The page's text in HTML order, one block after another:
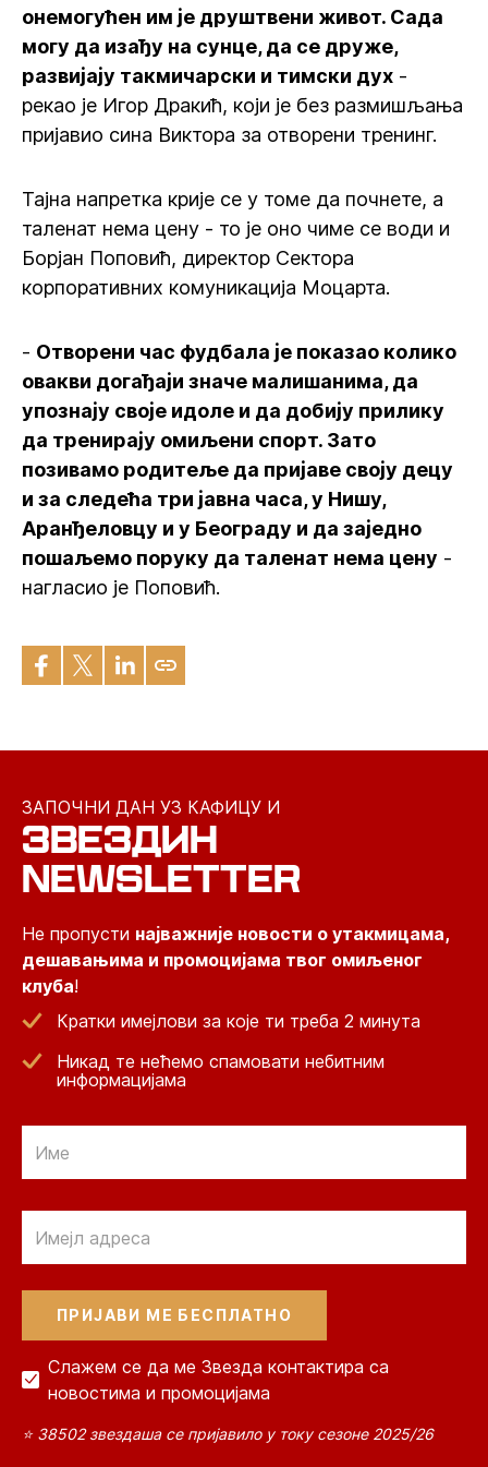
онемогућен им је друштвени живот. Сада
могу да изађу на сунце, да се друже,
развијају такмичарски и тимски дух -
рекао је Игор Дракић, који је без размишљања
пријавио сина Виктора за отворени тренинг.
Тајна напретка крије се у томе да почнете, а
таленат нема цену - то је оно чиме се води и
Борјан Поповић, директор Сектора
корпоративних комуникација Моцарта.
- Отворени час фудбала је показао колико
овакви догађаји значе малишанима, да
упознају своје идоле и да добију прилику
да тренирају омиљени спорт. Зато
позивамо родитеље да пријаве своју децу
и за следећа три јавна часа, у Нишу,
Аранђеловцу и у Београду и да заједно
пошаљемо поруку да таленат нема цену -
нагласио је Поповић.
ЗАПОЧНИ ДАН УЗ КАФИЦУ И
ЗВЕЗДИН
NEWSLETTER
Не пропусти најважније новости о утакмицама,
дешавањима и промоцијама твог омиљеног
клуба!
Кратки имејлови за које ти треба 2 минута
Никад те нећемо спамовати небитним
информацијама
Слажем се да ме Звезда контактира са
новостима и промоцијама
⭐ 38502 звездаша се пријавило у току сезоне 2025/26